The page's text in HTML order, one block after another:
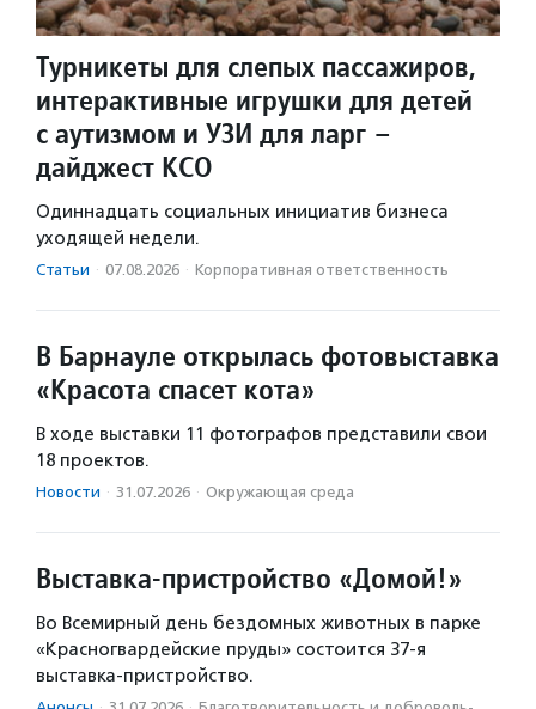
Турникеты для слепых пассажиров,
интерактивные игрушки для детей
с аутизмом и УЗИ для ларг –
дайджест КСО
Одиннадцать социальных инициатив бизнеса
уходящей недели.
Статьи · 07.08.2026 · Корпоративная ответственность
В Барнауле открылась фотовыставка
«Красота спасет кота»
В ходе выставки 11 фотографов представили свои
18 проектов.
Новости · 31.07.2026 · Окружающая среда
Выставка-пристройство «Домой!»
Во Всемирный день бездомных животных в парке
«Красногвардейские пруды» состоится 37-я
выставка-пристройство.